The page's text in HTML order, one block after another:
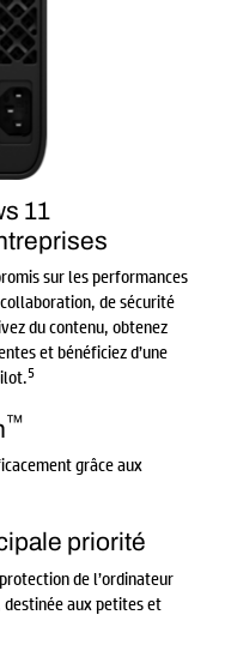
11
sur les performances
de sécurité
du contenu, obtenez
et bénéficiez d’une
5
™
grâce aux
priorité
de l’ordinateur
destinée aux petites et